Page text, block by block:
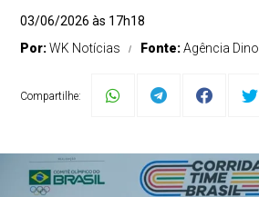
03/06/2026 às 17h18
Por:WK Notícias Fonte:Agência Dino
Compartilhe: